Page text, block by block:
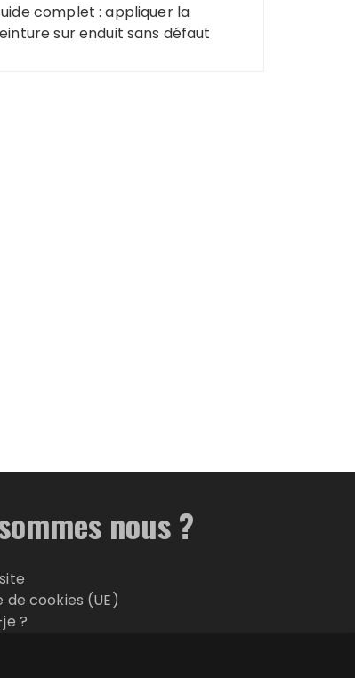
complet : appliquer la
sur enduit sans défaut
nous ?
de cookies (UE)
?